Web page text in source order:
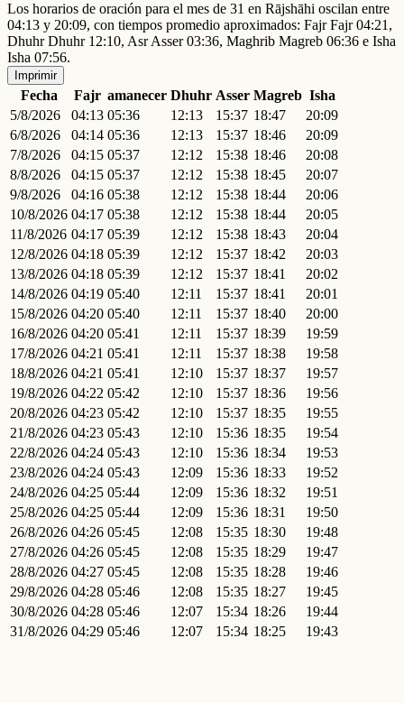
Los horarios de oración para el mes de 31 en Rājshāhi oscilan entre
04:13 y 20:09, con tiempos promedio aproximados: Fajr Fajr 04:21,
Dhuhr Dhuhr 12:10, Asr Asser 03:36, Maghrib Magreb 06:36 e Isha
Isha 07:56.
Imprimir
Fecha Fajr amanecer Dhuhr Asser Magreb Isha
5/8/2026
04:13 05:36 12:13 15:37 18:47
20:09
6/8/2026
04:14 05:36 12:13 15:37 18:46
20:09
7/8/2026
04:15 05:37 12:12 15:38 18:46
20:08
8/8/2026
04:15 05:37 12:12 15:38 18:45
20:07
9/8/2026
04:16 05:38 12:12 15:38 18:44
20:06
10/8/2026 04:17 05:38 12:12 15:38 18:44
20:05
11/8/2026 04:17 05:39 12:12 15:38 18:43
20:04
12/8/2026 04:18 05:39 12:12 15:37 18:42
20:03
13/8/2026 04:18 05:39 12:12 15:37 18:41
20:02
14/8/2026 04:19 05:40 12:11 15:37 18:41
20:01
15/8/2026 04:20 05:40 12:11 15:37 18:40
20:00
16/8/2026 04:20 05:41 12:11 15:37 18:39
19:59
17/8/2026 04:21 05:41 12:11 15:37 18:38
19:58
18/8/2026 04:21 05:41 12:10 15:37 18:37
19:57
19/8/2026 04:22 05:42 12:10 15:37 18:36
19:56
20/8/2026 04:23 05:42 12:10 15:37 18:35
19:55
21/8/2026 04:23 05:43 12:10 15:36 18:35
19:54
22/8/2026 04:24 05:43 12:10 15:36 18:34
19:53
23/8/2026 04:24 05:43 12:09 15:36 18:33
19:52
24/8/2026 04:25 05:44 12:09 15:36 18:32
19:51
25/8/2026 04:25 05:44 12:09 15:36 18:31
19:50
26/8/2026 04:26 05:45 12:08 15:35 18:30
19:48
27/8/2026 04:26 05:45 12:08 15:35 18:29
19:47
28/8/2026 04:27 05:45 12:08 15:35 18:28
19:46
29/8/2026 04:28 05:46 12:08 15:35 18:27
19:45
30/8/2026 04:28 05:46 12:07 15:34 18:26
19:44
31/8/2026 04:29 05:46 12:07 15:34 18:25 19:43